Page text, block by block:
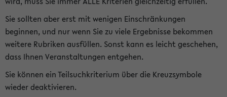
Sie sollten aber erst mit wenigen Einschränkungen
beginnen, und nur wenn Sie zu viele Ergebnisse bekommen
weitere Rubriken ausfüllen. Sonst kann es leicht geschehen,
dass Ihnen Veranstaltungen entgehen.
Sie können ein Teilsuchkriterium über die Kreuzsymbole
wieder deaktivieren.